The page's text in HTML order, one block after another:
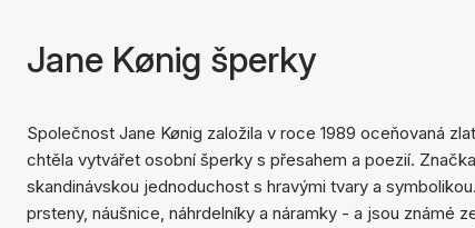
Jane Kønig šperky
Společnost Jane Kønig založila v roce 1989 oceňovaná
chtěla vytvářet osobní šperky s přesahem a poezií.
skandinávskou jednoduchost s hravými tvary a
prsteny, náušnice, náhrdelníky a náramky - a jsou známé